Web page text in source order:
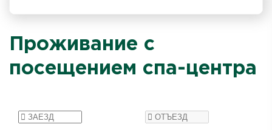
Проживание с
посещением спа-центра